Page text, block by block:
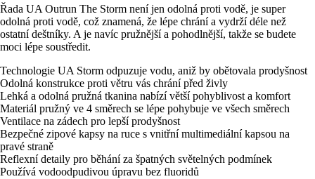
Řada UA Outrun The Storm není jen odolná proti vodě, je super
odolná proti vodě, což znamená, že lépe chrání a vydrží déle než
ostatní deštníky. A je navíc pružnější a pohodlnější, takže se budete
moci lépe soustředit.
Technologie UA Storm odpuzuje vodu, aniž by obětovala prodyšnost
Odolná konstrukce proti větru vás chrání před živly
Lehká a odolná pružná tkanina nabízí větší pohyblivost a komfort
Materiál pružný ve 4 směrech se lépe pohybuje ve všech směrech
Ventilace na zádech pro lepší prodyšnost
Bezpečné zipové kapsy na ruce s vnitřní multimediální kapsou na
pravé straně
Reflexní detaily pro běhání za špatných světelných podmínek
Používá vodoodpudivou úpravu bez fluoridů